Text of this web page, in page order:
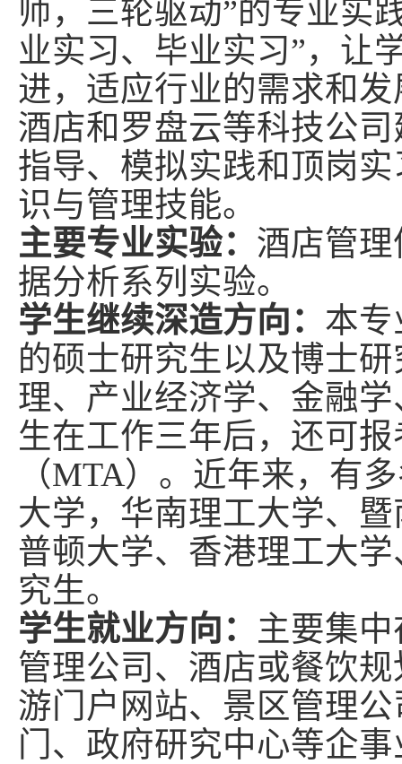
师，三轮驱动”的专业实
业实习、毕业实习”，让
进，适应行业的需求和
酒店和罗盘云等科技公
指导、模拟实践和顶岗
识与管理技能。
主要专业实验： 酒店管
据分析系列实验。
学生继续深造方向： 本
的硕士研究生以及博士
理、产业经济学、金融
生在工作三年后，还可
（MTA）。近年来，有
大学，华南理工大学、
普顿大学、香港理工大
究生。
学生就业方向： 主要集
管理公司、酒店或餐饮
游门户网站、景区管理
门、政府研究中心等企